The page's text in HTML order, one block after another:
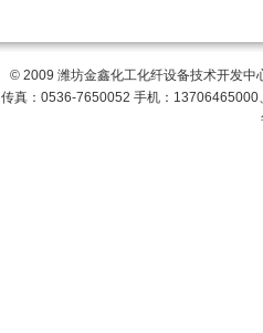
© 2009 潍坊金鑫化工化纤设备技术开发
传真：0536-7650052 手机：